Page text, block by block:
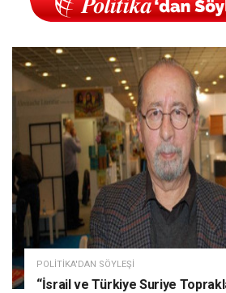
POLITIKA'DAN SÖYLEŞI
“İsrail ve Türkiye Suriye